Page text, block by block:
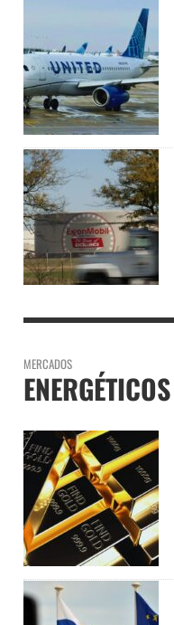
MERCADOS
ENERGÉTICOS